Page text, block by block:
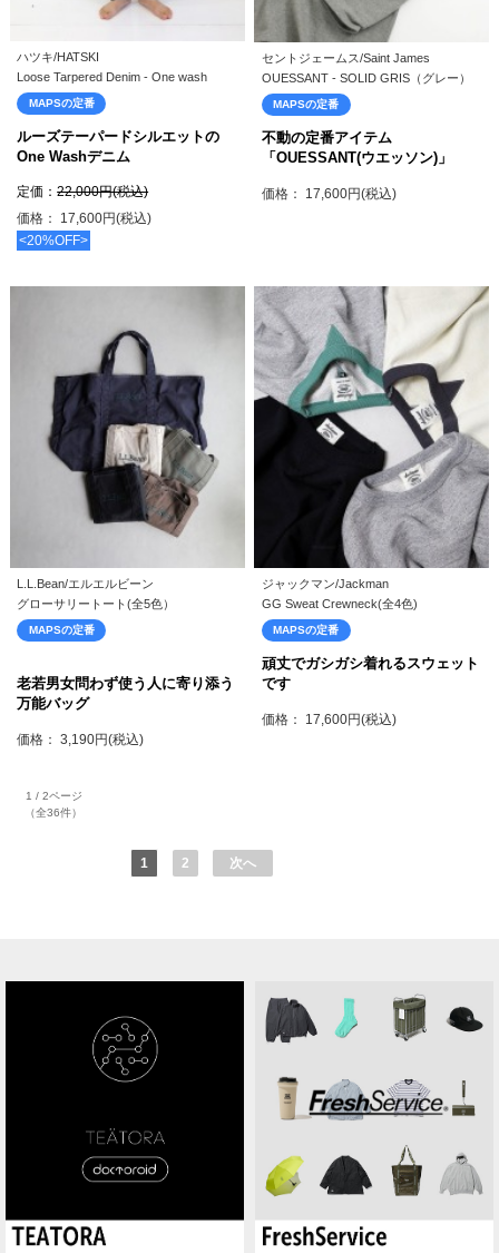
ハツキ/HATSKI
Loose Tarpered Denim - One wash
MAPSの定番
ルーズテーパードシルエットの
One Washデニム
定価：22,000円(税込)
価格： 17,600円(税込)
<20%OFF>
セントジェームス/Saint James
OUESSANT - SOLID GRIS（グレー）
MAPSの定番
不動の定番アイテム
「OUESSANT(ウエッソン)」
価格： 17,600円(税込)
L.L.Bean/エルエルビーン
グローサリートート(全5色）
MAPSの定番
老若男女問わず使う人に寄り添う
万能バッグ
価格： 3,190円(税込)
ジャックマン/Jackman
GG Sweat Crewneck(全4色)
MAPSの定番
頑丈でガシガシ着れるスウェット
です
価格： 17,600円(税込)
1 / 2ページ
（全36件）
1 2 次へ